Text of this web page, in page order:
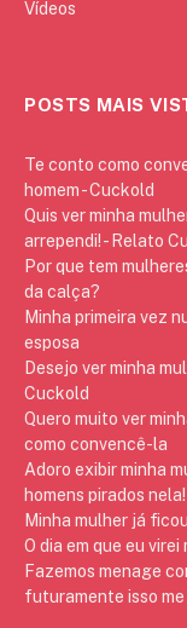
Vídeos
POSTS MAIS
Te conto como
homem - Cuckold
Quis ver minha
arrependi! - Relato
Por que tem
da calça?
Minha primeira vez
esposa
Desejo ver minha
Cuckold
Quero muito ver
como convencê-la
Adoro exibir minha
homens pirados nela!
Minha mulher já
O dia em que eu
Fazemos menage
futuramente isso